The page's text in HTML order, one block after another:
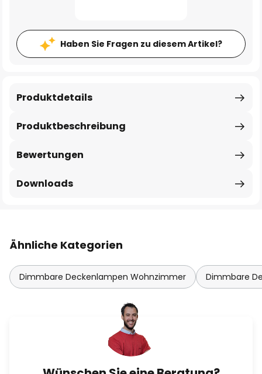
Haben Sie Fragen zu diesem Artikel?
Produktbeschreibung
Produktdetails
Bewertungen
Downloads
Ähnliche Kategorien
Dimmbare Deckenlampen Wohnzimmer Dimmbare